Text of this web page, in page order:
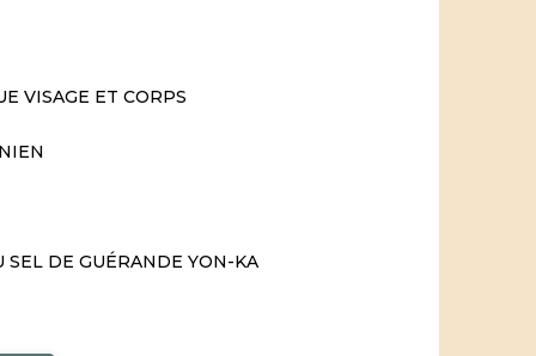
VISAGE ET CORPS
SEL DE GUÉRANDE YON-KA